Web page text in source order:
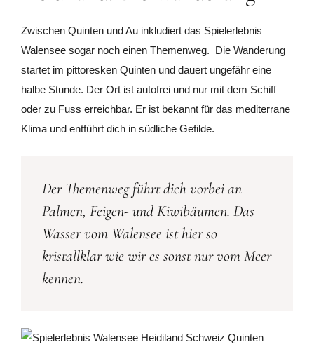
Zwischen Quinten und Au inkludiert das Spielerlebnis
Walensee sogar noch einen Themenweg. Die Wanderung
startet im pittoresken Quinten und dauert ungefähr eine
halbe Stunde. Der Ort ist autofrei und nur mit dem Schiff
oder zu Fuss erreichbar. Er ist bekannt für das mediterrane
Klima und entführt dich in südliche Gefilde.
Der Themenweg führt dich vorbei an
Palmen, Feigen- und Kiwibäumen. Das
Wasser vom Walensee ist hier so
kristallklar wie wir es sonst nur vom Meer
kennen.